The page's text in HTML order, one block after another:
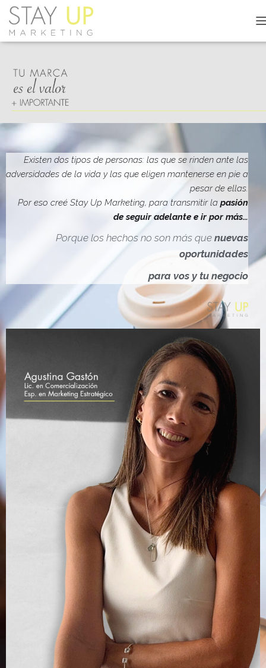
A
M
D
E
N
A
V
G
I
Ó
N
Existen dos tipos de personas: las que se rinden ante las
adversidades de la vida y las que eligen mantenerse en pie a
pesar de ellas.
Por eso creé Stay Up Marketing, para transmitir la pasión
de seguir adelante e ir por más…
Porque los hechos no son más que nuevas
oportunidades
para vos y tu negocio